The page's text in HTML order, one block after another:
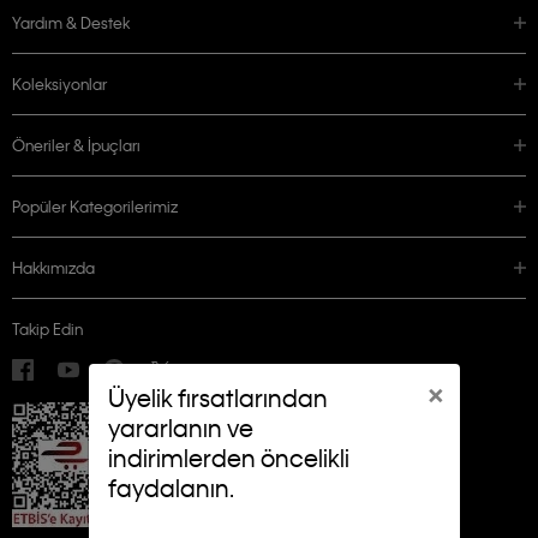
×
Üyelik fırsatlarından
yararlanın ve
indirimlerden öncelikli
faydalanın.
Yardım & Destek
Koleksiyonlar
Öneriler & İpuçları
Popüler Kategorilerimiz
Hakkımızda
Takip Edin